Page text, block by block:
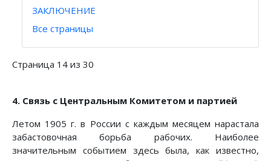
ЗАКЛЮЧЕНИЕ
Все страницы
Страница 14 из 30
4. Связь с Центральным Комитетом и партией
Летом 1905 г. в России с каждым месяцем нарастала
забастовочная борьба рабочих. Наиболее
значительным событием здесь была, как известно,